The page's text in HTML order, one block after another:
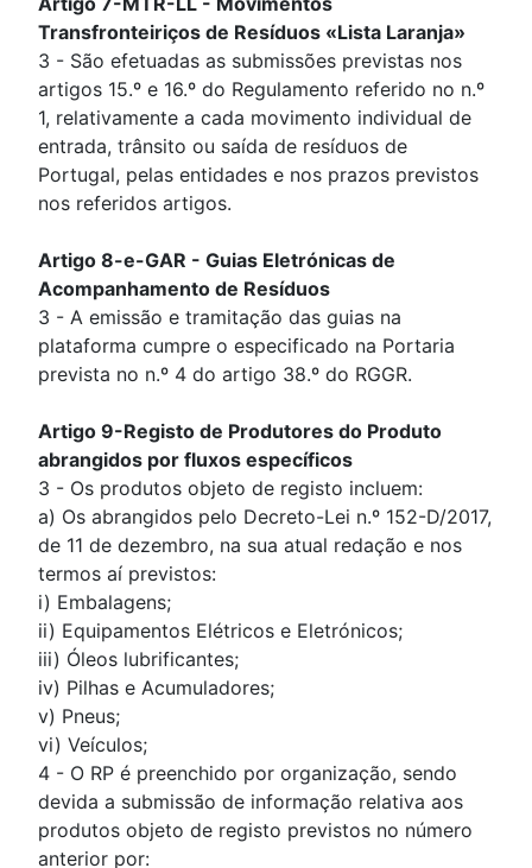
Transfronteiriços de Resíduos «Lista Laranja»
3 - São efetuadas as submissões previstas nos
artigos 15.º e 16.º do Regulamento referido no n.º
1, relativamente a cada movimento individual de
entrada, trânsito ou saída de resíduos de
Portugal, pelas entidades e nos prazos previstos
nos referidos artigos.
Artigo 8-e-GAR - Guias Eletrónicas de
Acompanhamento de Resíduos
3 - A emissão e tramitação das guias na
plataforma cumpre o especificado na Portaria
prevista no n.º 4 do artigo 38.º do RGGR.
Artigo 9-Registo de Produtores do Produto
abrangidos por fluxos específicos
3 - Os produtos objeto de registo incluem:
a) Os abrangidos pelo Decreto-Lei n.º 152-D/2017,
de 11 de dezembro, na sua atual redação e nos
termos aí previstos:
i) Embalagens;
ii) Equipamentos Elétricos e Eletrónicos;
iii) Óleos lubrificantes;
iv) Pilhas e Acumuladores;
v) Pneus;
vi) Veículos;
4 - O RP é preenchido por organização, sendo
devida a submissão de informação relativa aos
produtos objeto de registo previstos no número
anterior por: